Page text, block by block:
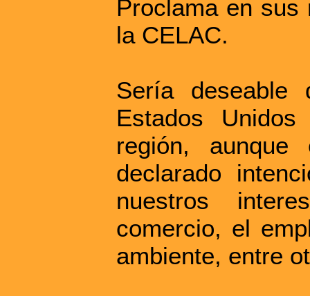
Proclama en
la CELAC.
Sería deseable
Estados
región, aunque
declarado
nuestros
comercio, el
ambiente, entre